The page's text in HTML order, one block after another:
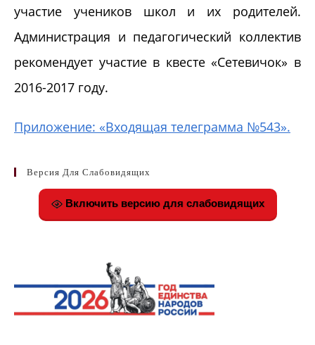
участие учеников школ и их родителей.
Администрация и педагогический коллектив
рекомендует участие в квесте «Сетевичок» в
2016-2017 году.
Приложение: «Входящая телеграмма №543».
Версия Для Слабовидящих
Включить версию для слабовидящих